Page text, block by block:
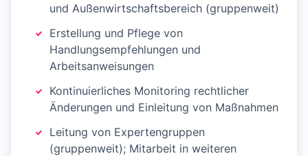
und Außenwirtschaftsbereich (gruppenweit)
Erstellung und Pflege von
Handlungsempfehlungen und
Arbeitsanweisungen
Kontinuierliches Monitoring rechtlicher
Änderungen und Einleitung von Maßnahmen
Leitung von Expertengruppen
(gruppenweit); Mitarbeit in weiteren